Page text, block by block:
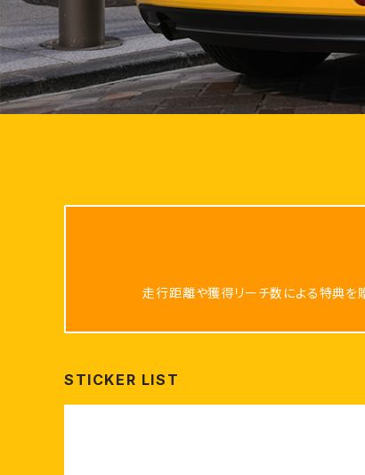
走行距離や獲得リーチ数による特典を
STICKER LIST